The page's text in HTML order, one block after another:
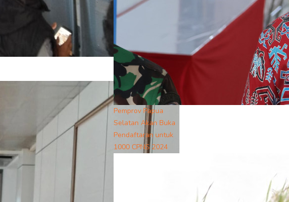
Pemprov Papua
Selatan Akan Buka
Pendaftaran untuk
1000 CPNS 2024